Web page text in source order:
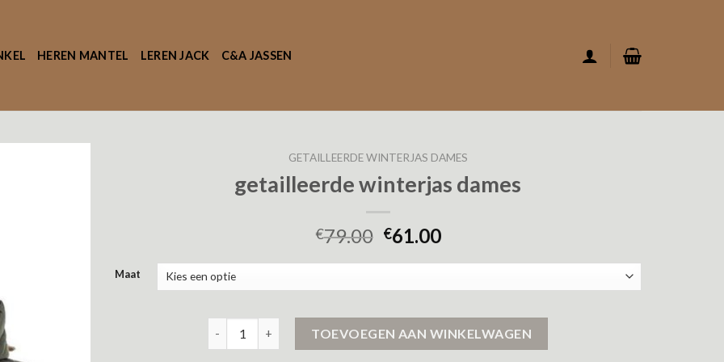
HEREN MANTEL LEREN JACK C&A JASSEN
GETAILLEERDE WINTERJAS DAMES
getailleerde winterjas dames
€79.00 €61.00
Maat
TOEVOEGEN AAN WINKELWAGEN